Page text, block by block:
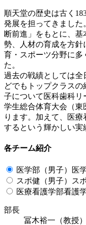
順天堂の歴史は古く
発展を担ってきまし
断前進」をもとに、
勢、人材の育成を方針
育・スポーツ分野に多
た。
過去の戦績としては
どでもトップクラス
子について医科歯科
学生総合体育大会（
ります。加えて、医
するという輝かしい実
各チーム紹介
医学部（男子） 医
スポ健（男子）
ス
医療看護学部看護
部長
冨木裕一（教授）